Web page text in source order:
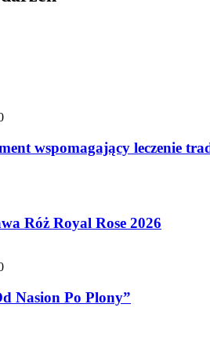
wspomagający leczenie
Róż Royal Rose 2026
Nasion Po Plony”